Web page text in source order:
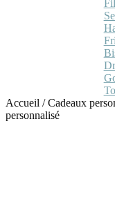
Accueil /Cadeaux
personnalisé